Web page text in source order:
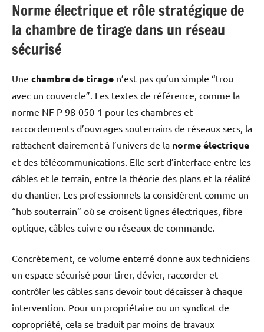
Norme électrique et rôle stratégique de
la chambre de tirage dans un réseau
sécurisé
Une chambre de tirage n’est pas qu’un simple “trou
avec un couvercle”. Les textes de référence, comme la
norme NF P 98-050-1 pour les chambres et
raccordements d’ouvrages souterrains de réseaux secs, la
rattachent clairement à l’univers de la norme électrique
et des télécommunications. Elle sert d’interface entre les
câbles et le terrain, entre la théorie des plans et la réalité
du chantier. Les professionnels la considèrent comme un
“hub souterrain” où se croisent lignes électriques, fibre
optique, câbles cuivre ou réseaux de commande.
Concrètement, ce volume enterré donne aux techniciens
un espace sécurisé pour tirer, dévier, raccorder et
contrôler les câbles sans devoir tout décaisser à chaque
intervention. Pour un propriétaire ou un syndicat de
copropriété, cela se traduit par moins de travaux